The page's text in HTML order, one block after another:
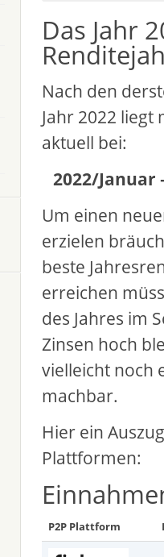
Das Jahr
Nach den
Jahr 2022 liegt
aktuell bei:
2022/Januar
Um einen
erzielen
beste
erreichen
des Jahres im
Zinsen hoch
vielleicht noch
machbar.
Hier ein
Plattformen:
P2P Plattform